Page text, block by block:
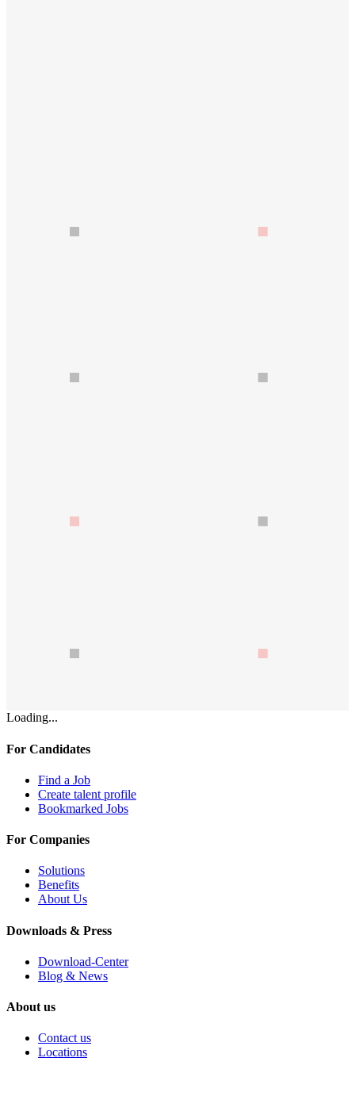
Loading...
For Candidates
Find a Job
Create talent profile
Bookmarked Jobs
For Companies
Solutions
Benefits
About Us
Downloads & Press
Download-Center
Blog & News
About us
Contact us
Locations